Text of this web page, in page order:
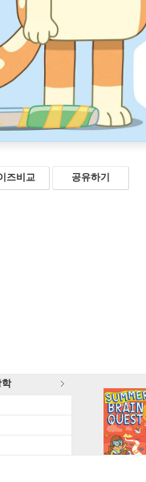
즈비교 공유하기
학